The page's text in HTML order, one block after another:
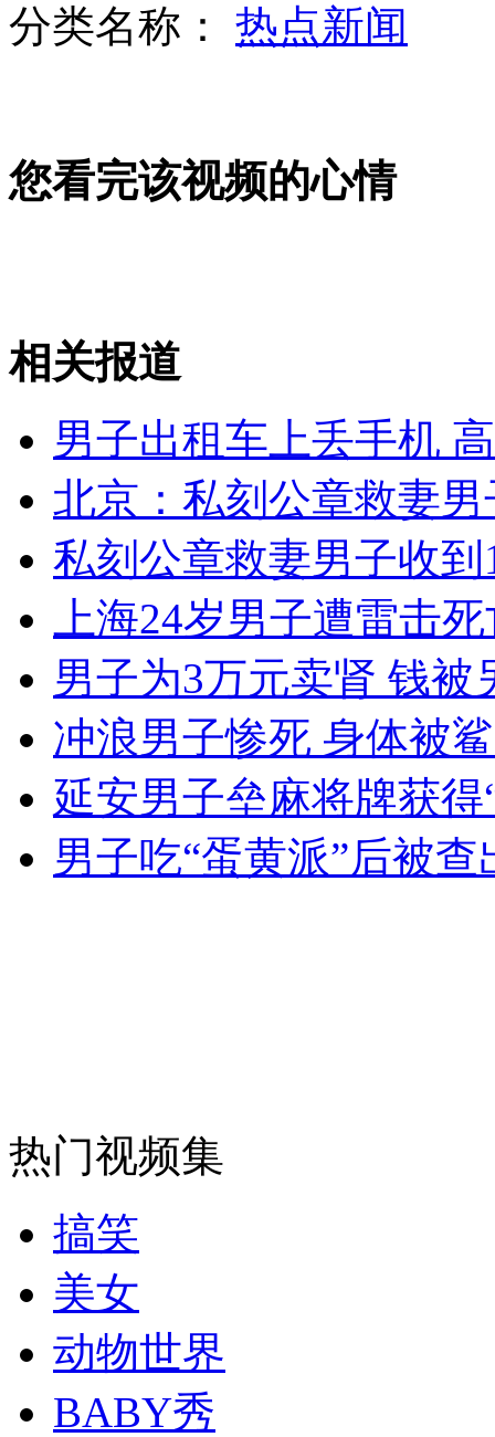
游玩遭蝙蝠强吻 嘴唇肿胀似香肠
山西运城恶犬咬伤多人 警民合力深夜将其击毙
女孩北京地铁殴打老人 痛下狠手拳打脚踢
无痛分娩是否安全 医生回应
外交部：反对强权政治霸凌主义
外交部：有关国家言论片面不公正
消防员救轻生者 花炮节热闹非凡
司机酒驾遇交警 急速倒车逃窜
分类名称： 热点新闻
您看完该视频的心情
相关报道
男子出租车上丢手机
北京：私刻公章救妻
私刻公章救妻男子收
上海24岁男子遭雷击
男子为3万元卖肾 钱被
冲浪男子惨死 身体被
延安男子垒麻将牌获得
男子吃“蛋黄派”后被查
热门视频集
搞笑
美女
动物世界
BABY秀